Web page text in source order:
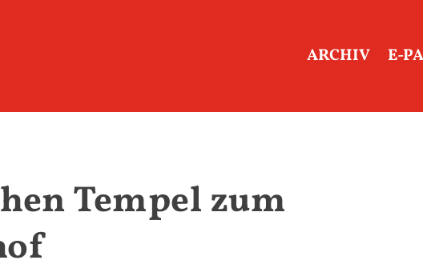
ARCHIV E-
Tempel zum